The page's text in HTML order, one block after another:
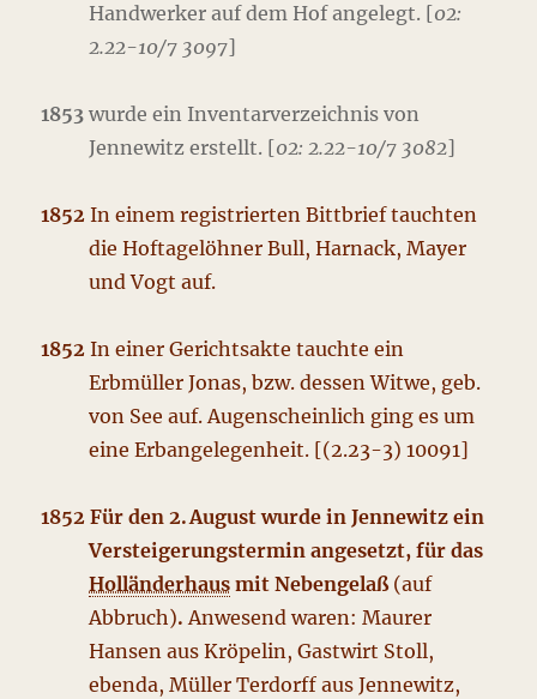
Handwerker auf dem Hof angelegt. [02:
2.22-10/7 3097]
1853wurde ein Inventarverzeichnis von
Jennewitz erstellt. [02: 2.22-10/7 3082]
1852In einem registrierten Bittbrief tauchten
die Hoftagelöhner Bull, Harnack, Mayer
und Vogt auf.
1852In einer Gerichtsakte tauchte ein
Erbmüller Jonas, bzw. dessen Witwe, geb.
von See auf. Augenscheinlich ging es um
eine Erbangelegenheit. [(2.23-3) 10091]
1852 Für den 2. August wurde in Jennewitz ein
Versteigerungstermin angesetzt, für das
Holländerhaus mit Nebengelaß (auf
Abbruch). Anwesend waren: Maurer
Hansen aus Kröpelin, Gastwirt Stoll,
ebenda, Müller Terdorff aus Jennewitz,